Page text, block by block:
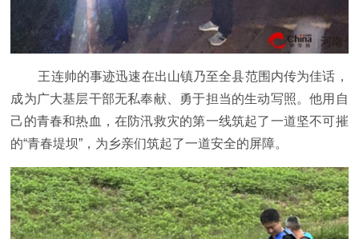
王连帅的事迹迅速在出山镇乃至全县范围内传为佳话，
成为广大基层干部无私奉献、勇于担当的生动写照。他用自
己的青春和热血，在防汛救灾的第一线筑起了一道坚不可摧
的“青春堤坝”，为乡亲们筑起了一道安全的屏障。